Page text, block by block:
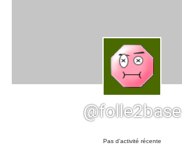
@folle2base
Pas d’activité récente